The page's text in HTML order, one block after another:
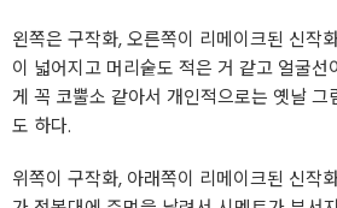
왼쪽은 구작화, 오른쪽이 리메이크된 신작
이 넓어지고 머리숱도 적은 거 같고 얼굴선
게 꼭 코뿔소 같아서 개인적으로는 옛날 그
도 하다.
위쪽이 구작화, 아래쪽이 리메이크된 신작